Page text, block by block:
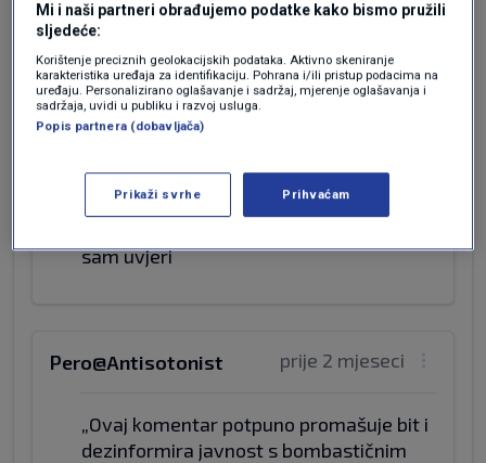
napamet da prenesem bilo kakvu
siguran nego uvjeren) da je logična i
istinita.
🎯Portal Hala Turnera prenosi ovu
a ti širiš blasfemiju.
🎯KO NE VJERUJE NEKA UGUGLA;🎯
sam uvjeri
prije 2 mjeseci
Pero@Antisotonist
„Ovaj komentar potpuno promašuje bit i
dezinformira javnost s bombastičnim
Mi i naši partneri obrađujemo podatke kako bismo pružili
sljedeće:
Korištenje preciznih geolokacijskih podataka. Aktivno skeniranje
karakteristika uređaja za identifikaciju. Pohrana i/ili pristup podacima na
uređaju. Personalizirano oglašavanje i sadržaj, mjerenje oglašavanja i
sadržaja, uvidi u publiku i razvoj usluga.
Popis partnera (dobavljača)
Prikaži svrhe Prihvaćam